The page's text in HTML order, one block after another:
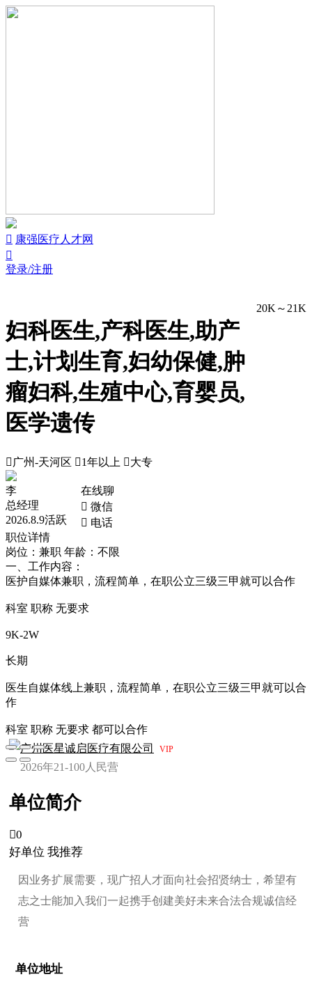
 康强医疗人才网

登录/注册
妇科医生,产科医生,助产
士,计划生育,妇幼保健,肿
瘤妇科,生殖中心,育婴员,
医学遗传
20K～21K
 广州-天河区 1年以上 大专
李
总经理
2026.8.9活跃
在线聊
 微信
 电话
职位详情
岗位：兼职 年龄：不限
一、工作内容：
医护自媒体兼职，流程简单，在职公立三级三甲就可以合作
科室 职称 无要求
9K-2W
长期
医生自媒体线上兼职，流程简单，在职公立三级三甲就可以合
作
科室 职称 无要求 都可以合作
广州医星诚启医疗有限公司
VIP
2026年21-100人 民营
单位简介
0
好单位 我推荐
因业务扩展需要，现广招人才面向社会招贤纳士，希望有
志之士能加入我们一起携手创建美好未来合法合规诚信经
营
单位地址